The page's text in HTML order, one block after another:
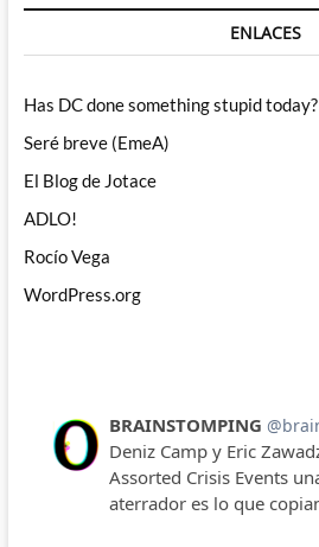
ENLACES
Has DC done something stupid today?
Seré breve (EmeA)
El Blog de Jotace
ADLO!
Rocío Vega
WordPress.org